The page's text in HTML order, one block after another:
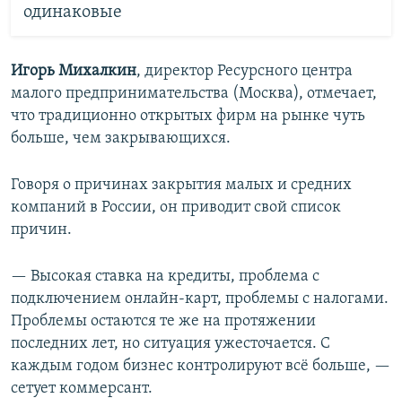
одинаковые
Игорь Михалкин, директор Ресурсного центра
малого предпринимательства (Москва), отмечает,
что традиционно открытых фирм на рынке чуть
больше, чем закрывающихся.
Говоря о причинах закрытия малых и средних
компаний в России, он приводит свой список
причин.
— Высокая ставка на кредиты, проблема с
подключением онлайн-карт, проблемы с налогами.
Проблемы остаются те же на протяжении
последних лет, но ситуация ужесточается. С
каждым годом бизнес контролируют всё больше, —
сетует коммерсант.